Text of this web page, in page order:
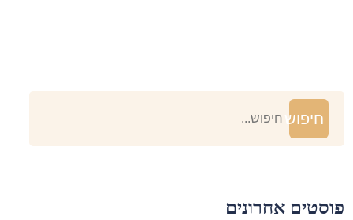
חיפוש
פוסטים אחרונים